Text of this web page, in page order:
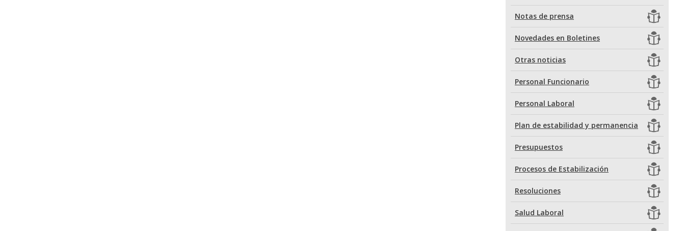
Notas de prensa
Novedades en Boletines
Otras noticias
Personal Funcionario
Personal Laboral
Plan de estabilidad y permanencia
Presupuestos
Procesos de Estabilización
Resoluciones
Salud Laboral